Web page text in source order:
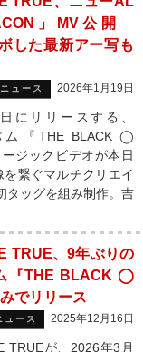
」MV公開
した最新アー写も
ュース 2026年1月19日
にリリースする、
ム『THE BLACK ◯
ジックビデオが本日
繋ぐマルチクリエイ
タッグを組み制作。吉
TRUE、9年ぶりの
『THE BLACK ◯
でリリース
ュース 2025年12月16日
TRUEが、2026年3月